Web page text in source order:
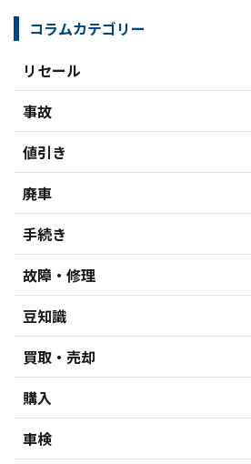
コラムカテゴリー
リセール
事故
値引き
廃車
手続き
故障・修理
豆知識
買取・売却
購入
車検